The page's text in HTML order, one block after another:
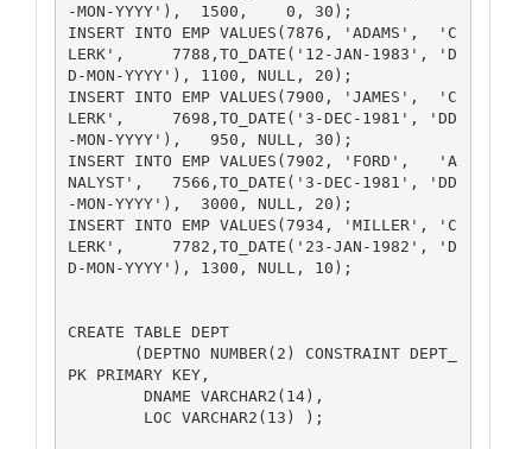
-MON-YYYY'),  1500,    0, 30);
INSERT INTO EMP VALUES(7876, 'ADAMS',  'C
LERK',     7788,TO_DATE('12-JAN-1983', 'D
D-MON-YYYY'), 1100, NULL, 20);
INSERT INTO EMP VALUES(7900, 'JAMES',  'C
LERK',     7698,TO_DATE('3-DEC-1981', 'DD
-MON-YYYY'),   950, NULL, 30);
INSERT INTO EMP VALUES(7902, 'FORD',   'A
NALYST',   7566,TO_DATE('3-DEC-1981', 'DD
-MON-YYYY'),  3000, NULL, 20);
INSERT INTO EMP VALUES(7934, 'MILLER', 'C
LERK',     7782,TO_DATE('23-JAN-1982', 'D
D-MON-YYYY'), 1300, NULL, 10);
CREATE TABLE DEPT
PK PRIMARY KEY,